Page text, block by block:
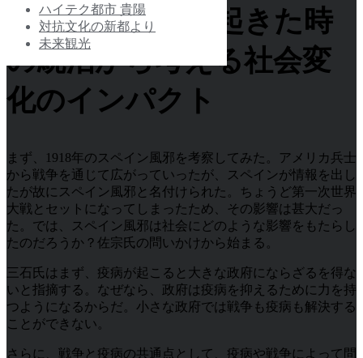
ハイテク都市 貴陽
対抗文化の新都より
未来観光
スペイン風邪が起きた時
の統治から考える社会変
化のインパクト
まず、1918年のスペイン風邪を考察してみた。アメリカ兵士
から戦争を通じて広がっていったが、スペインが情報を出し
たが故にスペイン風邪と名付けられた。ちょうど第一次世界
大戦とセットになってしまったため、その影響は甚大だっ
た。では、スペイン風邪は社会にどのような影響をもたらし
たのだろうか？佐宗氏の問いかけから始まる。
三石氏はまず、疫病が起こると大きな政府にならざるを得な
いと指摘する。なぜなら、政府は疫病を抑えるために力を持
つようになるからだ。小さな政府では戦争も疫病も解決する
ことができない。
さらに、戦争と疫病の共通点として、疫病や戦争によって問